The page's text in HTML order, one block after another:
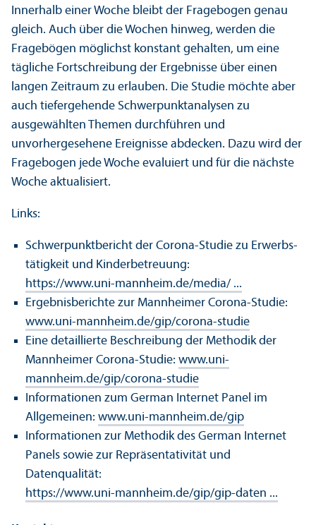
Innerhalb einer Woche bleibt der Fragebogen genau
gleich. Auch über die Wochen hinweg, werden die
Fragebögen möglichst konstant gehalten, um eine
tägliche Fortschreibung der Ergebnisse über einen
langen Zeitraum zu erlauben. Die Studie möchte aber
auch tiefergehende Schwerpunktanalysen zu
ausgewählten Themen durchführen und
unvorhergesehene Ereignisse abdecken. Dazu wird der
Fragebogen jede Woche evaluiert und für die nächste
Woche aktualisiert.
Links:
Schwerpunktbericht der Corona-Studie zu Erwerbs­
tätigkeit und Kinderbetreuung:
https://www.uni-mannheim.de/media/ ...
Ergebnisberichte zur Mannheimer Corona-Studie:
www.uni-mannheim.de/gip/corona-studie
Eine detaillierte Beschreibung der Methodik der
Mannheimer Corona-Studie: www.uni-
mannheim.de/gip/corona-studie
Informationen zum German Internet Panel im
Allgemeinen: www.uni-mannheim.de/gip
Informationen zur Methodik des German Internet
Panels sowie zur Repräsentativität und
Datenqualität:
https://www.uni-mannheim.de/gip/gip-daten ...